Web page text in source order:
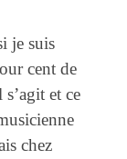
je suis
cent de
et ce
chez